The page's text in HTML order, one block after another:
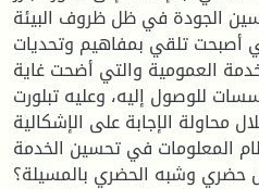
الجودة في ظل ظروف البيئة
أصبحت تلقي بمفاهيم وتحديات
العمومية والتي أضحت غاية
للوصول إليه، وعليه تبلورت
محاولة الإجابة على الإشكالية
المعلومات في تحسين الخدمة
وشبه الحضري بالمسيلة؟".